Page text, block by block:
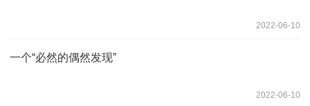
2022-06-10
一个“必然的偶然发现”
2022-06-10